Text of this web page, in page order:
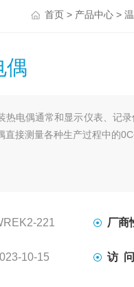
首页> 产品中心>
偶
热电偶通常和显示仪表、记
直接测量各种生产过程中的
221 厂商
10-15 访